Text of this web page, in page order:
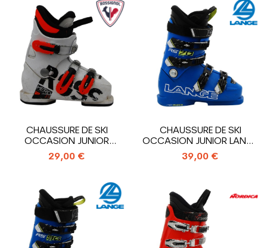
CHAUSSURE DE SKI
OCCASION JUNIOR
ROSSIGNOL HERO J3_3...
29,00 €
CHAUSSURE DE SKI
OCCASION JUNIOR LANGE
RS 70 SC_4...
39,00 €